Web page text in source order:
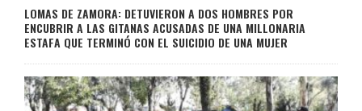
LOMAS DE ZAMORA: DETUVIERON A DOS HOMBRES POR
ENCUBRIR A LAS GITANAS ACUSADAS DE UNA MILLONARIA
ESTAFA QUE TERMINÓ CON EL SUICIDIO DE UNA MUJER